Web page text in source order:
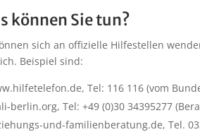
können Sie tun?
sich an offizielle Hilfestellen
Beispiel sind:
Tel: 116 116 (vom
berlin.org, Tel: +49 (0)30 34395277
und-familienberatung.de, Tel.